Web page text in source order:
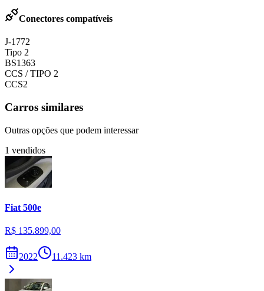
Conectores compatíveis
J-1772
Tipo 2
BS1363
CCS / TIPO 2
CCS2
Carros similares
Outras opções que podem interessar
1 vendidos
Fiat 500e
R$ 135.899,00
2022 11.423 km